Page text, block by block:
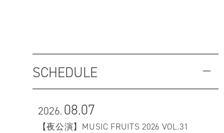
SCHEDULE
2026.08.07
【夜公演】MUSIC FRUITS 2026 VOL.31